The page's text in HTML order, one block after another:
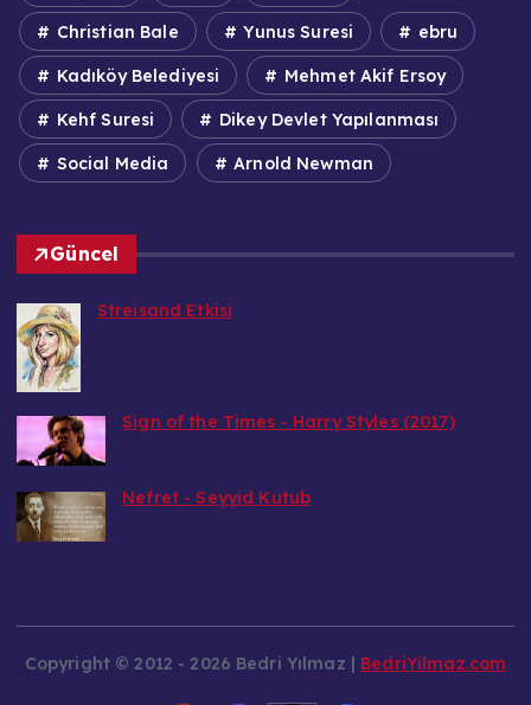
Christian Bale Yunus Suresi ebru
Kadıköy Belediyesi Mehmet Akif Ersoy
Kehf Suresi Dikey Devlet Yapılanması
Social Media Arnold Newman
Güncel
Streisand Etkisi
Sign of the Times - Harry Styles (2017)
Nefret - Seyyid Kutub
Copyright © 2012 - 2026 Bedri Yılmaz | BedriYilmaz.com